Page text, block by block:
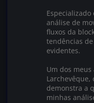
análise de
fluxos da
tendências
evidentes.
Um dos
Larchevêque,
demonstra a
minhas